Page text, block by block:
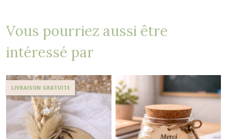
Vous pourriez aussi être
intéressé par
LIVRAISON GRATUITE